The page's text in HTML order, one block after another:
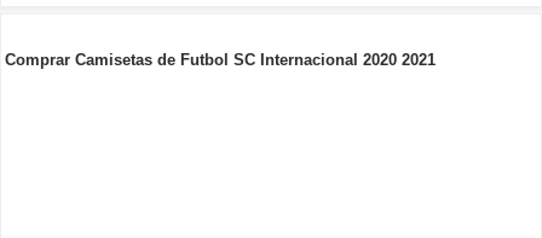
Comprar Camisetas de Futbol SC Internacional 2020 2021